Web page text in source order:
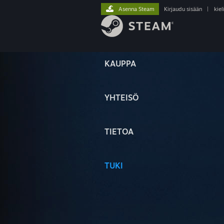
KAUPPA
YHTEISÖ
TIETOA
TUKI
Asenna Steam Kirjaudu sisään kieli